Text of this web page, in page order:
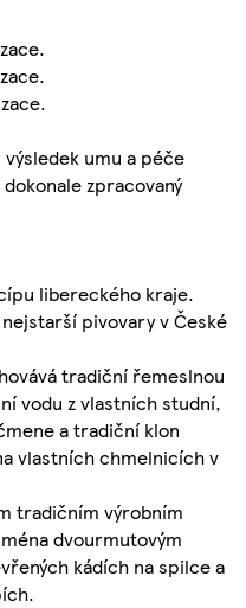
umu a péče
zpracovaný
libereckého kraje.
pivovary v České
tradiční řemeslnou
vodu z vlastních studní,
a tradiční klon
vlastních chmelnicích v
tradičním výrobním
dvourmutovým
kádích na spilce a